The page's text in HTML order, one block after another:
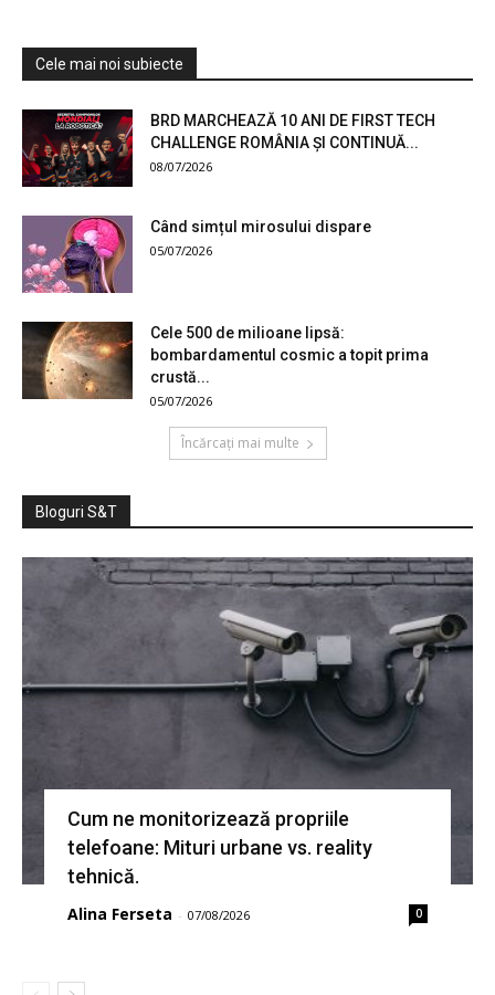
Cele mai noi subiecte
BRD MARCHEAZĂ 10 ANI DE FIRST TECH
CHALLENGE ROMÂNIA ȘI CONTINUĂ...
08/07/2026
Când simțul mirosului dispare
05/07/2026
Cele 500 de milioane lipsă:
bombardamentul cosmic a topit prima
crustă...
05/07/2026
Încărcați mai multe
Bloguri S&T
Cum ne monitorizează propriile
telefoane: Mituri urbane vs. reality
tehnică.
Alina Ferseta - 07/08/2026 0